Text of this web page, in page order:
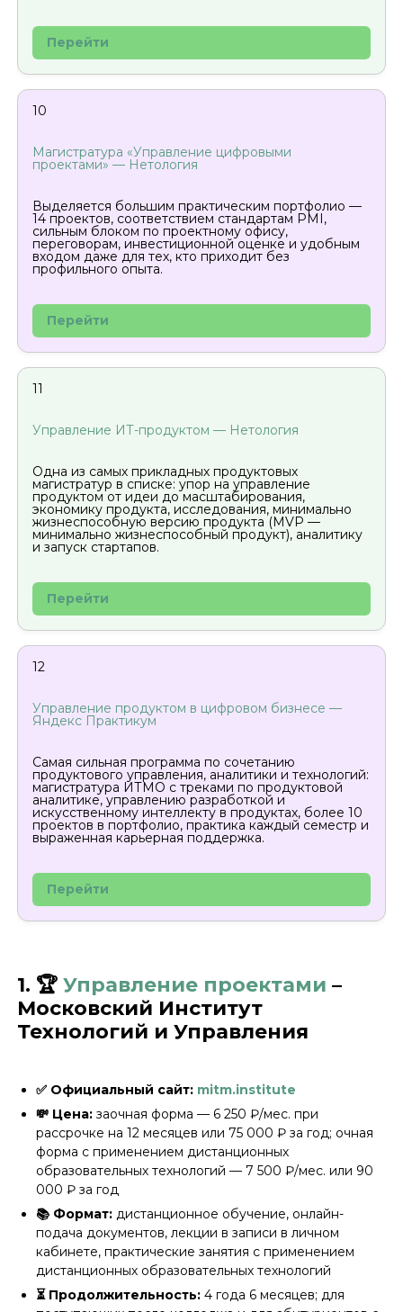
Перейти
10
Магистратура «Управление цифровыми
проектами» — Нетология
Выделяется большим практическим портфолио —
14 проектов, соответствием стандартам PMI,
сильным блоком по проектному офису,
переговорам, инвестиционной оценке и удобным
входом даже для тех, кто приходит без
профильного опыта.
Перейти
11
Управление ИТ-продуктом — Нетология
Одна из самых прикладных продуктовых
магистратур в списке: упор на управление
продуктом от идеи до масштабирования,
экономику продукта, исследования, минимально
жизнеспособную версию продукта (MVP —
минимально жизнеспособный продукт), аналитику
и запуск стартапов.
Перейти
12
Управление продуктом в цифровом бизнесе —
Яндекс Практикум
Самая сильная программа по сочетанию
продуктового управления, аналитики и технологий:
магистратура ИТМО с треками по продуктовой
аналитике, управлению разработкой и
искусственному интеллекту в продуктах, более 10
проектов в портфолио, практика каждый семестр и
выраженная карьерная поддержка.
Перейти
1. 🏆Управление проектами –
Московский Институт
Технологий и Управления
✅ Официальный сайт: mitm.institute
💸 Цена: заочная форма — 6 250 ₽/мес. при
рассрочке на 12 месяцев или 75 000 ₽ за год; очная
форма с применением дистанционных
образовательных технологий — 7 500 ₽/мес. или 90
000 ₽ за год
📚 Формат: дистанционное обучение, онлайн-
подача документов, лекции в записи в личном
кабинете, практические занятия с применением
дистанционных образовательных технологий
⏳ Продолжительность: 4 года 6 месяцев; для